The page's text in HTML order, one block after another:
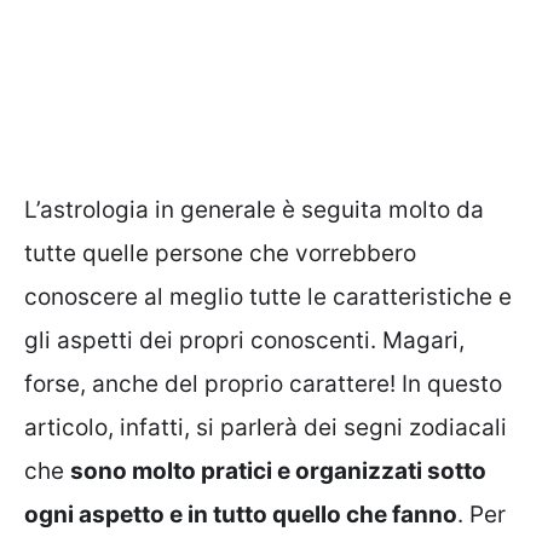
L’astrologia in generale è seguita molto da
tutte quelle persone che vorrebbero
conoscere al meglio tutte le caratteristiche e
gli aspetti dei propri conoscenti. Magari,
forse, anche del proprio carattere! In questo
articolo, infatti, si parlerà dei segni zodiacali
che sono molto pratici e organizzati sotto
ogni aspetto e in tutto quello che fanno. Per